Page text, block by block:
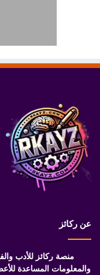
عن ركائز
منصة ركائز للأدب
والمعلومات المساعدة